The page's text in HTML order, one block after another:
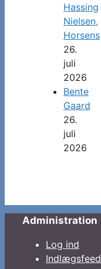
Hassing
Nielsen,
Horsens
26.
juli
2026
Bente
Gaard
26.
juli
2026
Administration
Log ind
Indlægsfeed